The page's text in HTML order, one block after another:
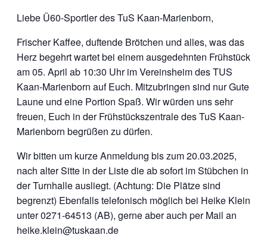
Liebe Ü60-Sportler des TuS Kaan-Marienborn,
Frischer Kaffee, duftende Brötchen und alles, was das
Herz begehrt wartetbei einem ausgedehnten Frühstück
am 05. April ab 10:30 Uhr im Vereinsheimdes TUS
Kaan-Marienborn auf Euch. Mitzubringen sind nur Gute
Laune und eine Portion Spaß. Wir würden uns sehr
freuen, Euch in der Frühstückszentraledes TuS Kaan-
Marienborn begrüßen zu dürfen.
Wir bitten um kurze Anmeldung bis zum 20.03.2025,
nach alter Sitte in der Liste die ab sofort im Stübchen in
der Turnhalle ausliegt. (Achtung: Die Plätze sind
begrenzt) Ebenfalls telefonisch möglich bei Heike Klein
unter 0271-64513 (AB), gerne aber auch per Mail an
heike.klein@tuskaan.de